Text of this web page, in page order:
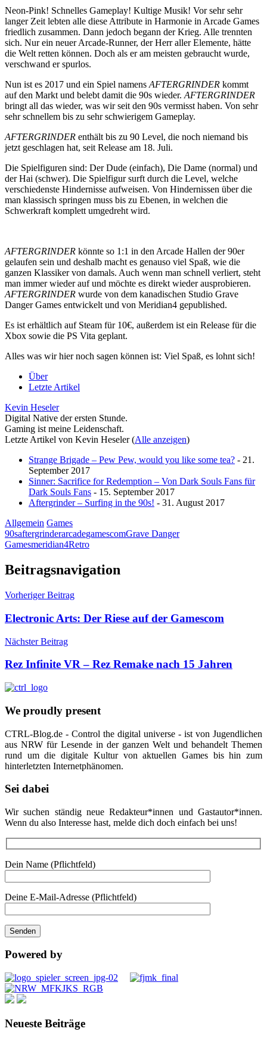
Neon-Pink! Schnelles Gameplay! Kultige Musik! Vor sehr sehr
langer Zeit lebten alle diese Attribute in Harmonie in Arcade Games
friedlich zusammen. Dann jedoch begann der Krieg. Alle trennten
sich. Nur ein neuer Arcade-Runner, der Herr aller Elemente, hätte
die Welt retten können. Doch als er am meisten gebraucht wurde,
verschwand er spurlos.
Nun ist es 2017 und ein Spiel namensAFTERGRINDER kommt
auf den Markt und belebt damit die 90s wieder.AFTERGRINDER
bringt all das wieder, was wir seit den 90s vermisst haben. Von sehr
sehr schnellem bis zu sehr schwierigem Gameplay.
AFTERGRINDER enthält bis zu 90 Level, die noch niemand bis
jetzt geschlagen hat, seit Release am 18. Juli.
Die Spielfiguren sind: Der Dude (einfach), Die Dame (normal) und
der Hai (schwer). Die Spielfigur surft durch die Level, welche
verschiedenste Hindernisse aufweisen. Von Hindernissen über die
man klassisch springen muss bis zu Ebenen, in welchen die
Schwerkraft komplett umgedreht wird.
AFTERGRINDER könnte so 1:1 in den Arcade Hallen der 90er
gelaufen sein und deshalb macht es genauso viel Spaß, wie die
ganzen Klassiker von damals. Auch wenn man schnell verliert, steht
man immer wieder auf und möchte es direkt wieder ausprobieren.
AFTERGRINDER wurde von dem kanadischen Studio Grave
Danger Games entwickelt und von Meridian4 gepublished.
Es ist erhältlich auf Steam für 10€, außerdem ist ein Release für die
Xbox sowie die PS Vita geplant.
Alles was wir hier noch sagen können ist: Viel Spaß, es lohnt sich!
Über
Letzte Artikel
Kevin Heseler
Digital Native der ersten Stunde.
Gaming ist meine Leidenschaft.
Letzte Artikel von Kevin Heseler(Alle anzeigen)
Strange Brigade – Pew Pew, would you like some tea? - 21.
September 2017
Sinner: Sacrifice for Redemption – Von Dark Souls Fans für
Dark Souls Fans - 15. September 2017
Aftergrinder – Surfing in the 90s! - 31. August 2017
Allgemein Games
90saftergrinderarcadegamescomGrave Danger
Gamesmeridian4Retro
Beitragsnavigation
Vorheriger Beitrag
Electronic Arts: Der Riese auf der Gamescom
Nächster Beitrag
Rez Infinite VR – Rez Remake nach 15 Jahren
We proudly present
CTRL-Blog.de - Control the digital universe - ist von Jugendlichen
aus NRW für Lesende in der ganzen Welt und behandelt Themen
rund um die digitale Kultur von aktuellen Games bis hin zum
hinterletzten Internetphänomen.
Sei dabei
Wir suchen ständig neue Redakteur*innen und Gastautor*innen.
Wenn du also Interesse hast, melde dich doch einfach bei uns!
Dein Name (Pflichtfeld)
Deine E-Mail-Adresse (Pflichtfeld)
Powered by
Neueste Beiträge